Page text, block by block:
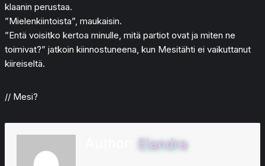
klaanin perustaa.
”Mielenkiintoista”, maukaisin.
”Entä voisitko kertoa minulle, mitä partiot ovat ja miten ne
toimivat?” jatkoin kiinnostuneena, kun Mesitähti ei vaikuttanut
kiireiseltä.
// Mesi?
Elandra